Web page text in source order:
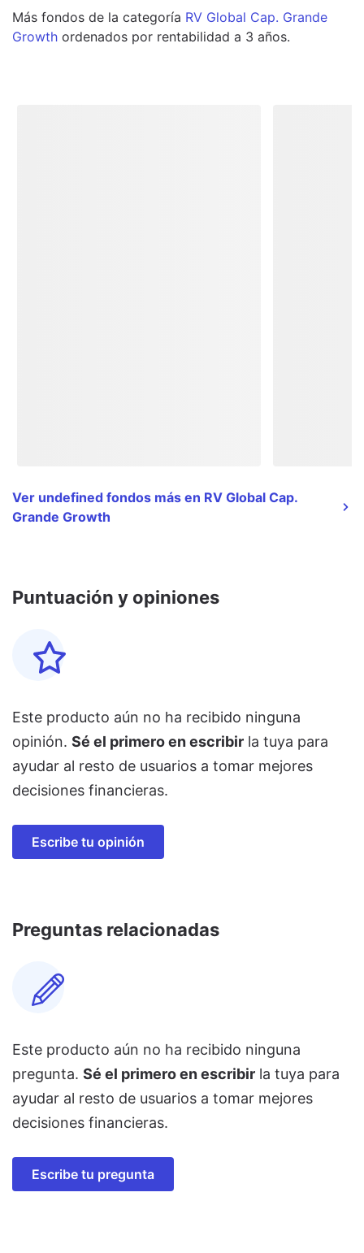
Más fondos de la categoría RV Global Cap. Grande
Growth ordenados por rentabilidad a 3 años.
Ver undefined fondos más en RV Global Cap.
Grande Growth
Puntuación y opiniones
Este producto aún no ha recibido ninguna
opinión. Sé el primero en escribir la tuya para
ayudar al resto de usuarios a tomar mejores
decisiones financieras.
Escribe tu opinión
Preguntas relacionadas
Este producto aún no ha recibido ninguna
pregunta. Sé el primero en escribir la tuya para
ayudar al resto de usuarios a tomar mejores
decisiones financieras.
Escribe tu pregunta